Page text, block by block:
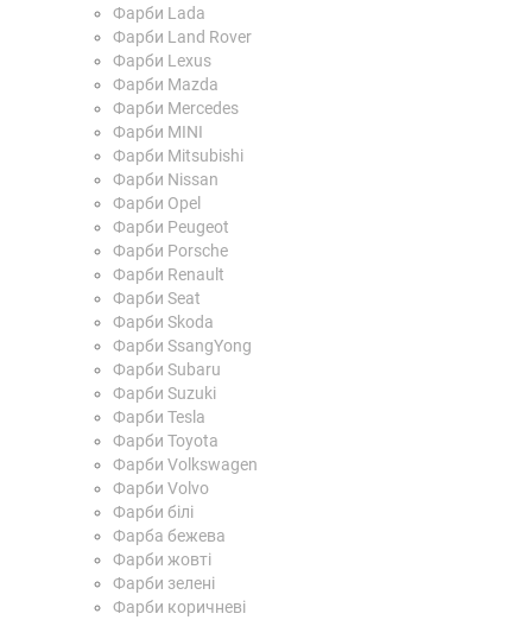
Фарби Lada
Фарби Land Rover
Фарби Lexus
Фарби Mazda
Фарби Mercedes
Фарби MINI
Фарби Mitsubishi
Фарби Nissan
Фарби Opel
Фарби Peugeot
Фарби Porsche
Фарби Renault
Фарби Seat
Фарби Skoda
Фарби SsangYong
Фарби Subaru
Фарби Suzuki
Фарби Tesla
Фарби Toyota
Фарби Volkswagen
Фарби Volvo
Фарби білі
Фарба бежева
Фарби жовті
Фарби зелені
Фарби коричневі